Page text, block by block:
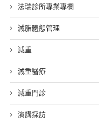
法瑞診所專業專欄
減脂體態管理
減重
減重醫療
減重門診
演講採訪